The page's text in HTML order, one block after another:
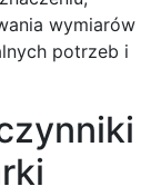
wymiarów
potrzeb i